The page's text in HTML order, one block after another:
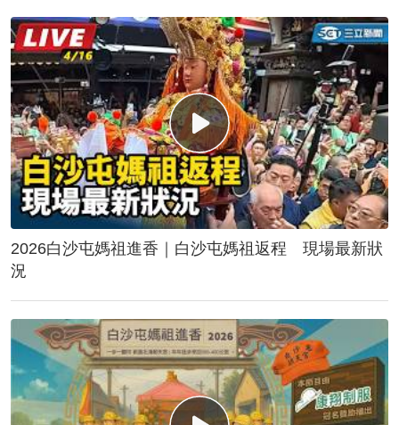
2026白沙屯媽祖進香｜白沙屯媽祖返程 現場最新狀
況